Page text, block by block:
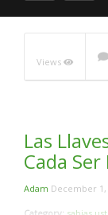
Views
Las
Cada
Adam December 1,